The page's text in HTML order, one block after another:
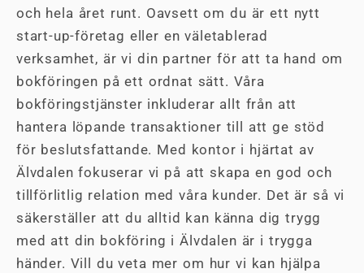
och hela året runt. Oavsett om du är ett nytt
start-up-företag eller en väletablerad
verksamhet, är vi din partner för att ta hand om
bokföringen på ett ordnat sätt. Våra
bokföringstjänster inkluderar allt från att
hantera löpande transaktioner till att ge stöd
för beslutsfattande. Med kontor i hjärtat av
Älvdalen fokuserar vi på att skapa en god och
tillförlitlig relation med våra kunder. Det är så vi
säkerställer att du alltid kan känna dig trygg
med att din bokföring i Älvdalen är i trygga
händer. Vill du veta mer om hur vi kan hjälpa